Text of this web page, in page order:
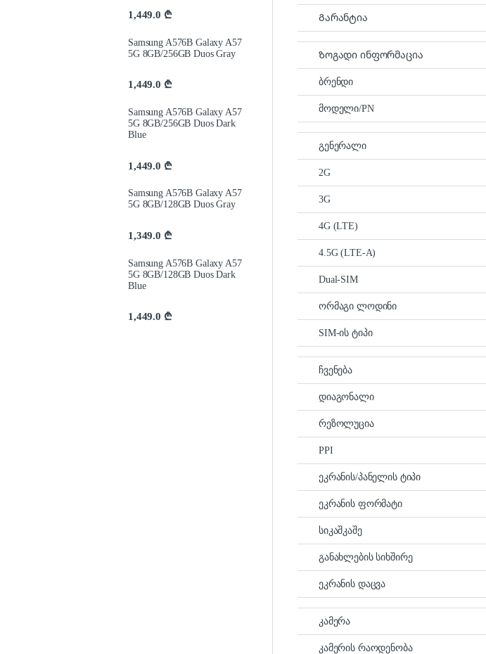
Გარანტია
Ზოგადი ინფორმაცია
ბრენდი
მოდელი/PN
გენერალი
2G
3G
4G (LTE)
4.5G (LTE-A)
Dual-SIM
ორმაგი ლოდინი
SIM-ის ტიპი
ჩვენება
დიაგონალი
რეზოლუცია
PPI
ეკრანის/პანელის ტიპი
ეკრანის ფორმატი
სიკაშკაშე
განახლების სიხშირე
ეკრანის დაცვა
კამერა
კამერის რაოდენობა
1,449.0 ₾
Samsung A576B Galaxy A57
5G 8GB/256GB Duos Gray
1,449.0 ₾
Samsung A576B Galaxy A57
5G 8GB/256GB Duos Dark
Blue
1,449.0 ₾
Samsung A576B Galaxy A57
5G 8GB/128GB Duos Gray
1,349.0 ₾
Samsung A576B Galaxy A57
5G 8GB/128GB Duos Dark
Blue
1,449.0 ₾